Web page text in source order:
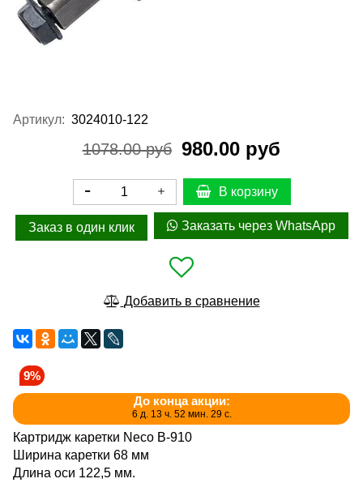
Артикул: 3024010-122
1078.00 руб 980.00 руб
В корзину
Заказ в один клик Заказать через WhatsApp
Добавить в сравнение
9%
До конца акции:
6 д. 13 ч. 52 мин. 28 с.
Картридж каретки Neco В-910
Ширина каретки 68 мм
Длина оси 122,5 мм.